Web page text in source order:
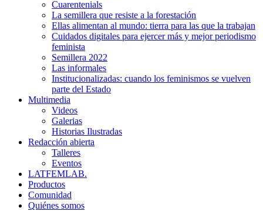
Cuarentenials
La semillera que resiste a la forestación
Ellas alimentan al mundo: tierra para las que la trabajan
Cuidados digitales para ejercer más y mejor periodismo
feminista
Semillera 2022
Las informales
Institucionalizadas: cuando los feminismos se vuelven
parte del Estado
Multimedia
Videos
Galerias
Historias Ilustradas
Redacción abierta
Talleres
Eventos
LATFEMLAB.
Productos
Comunidad
Quiénes somos